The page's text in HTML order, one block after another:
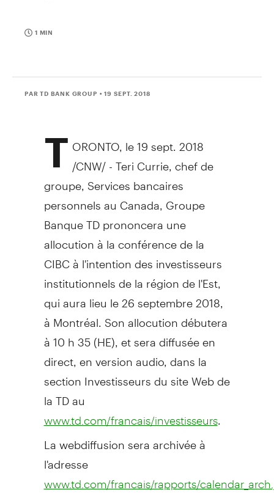
1 MIN
PAR TD BANK GROUP • 19 SEPT. 2018
T ORONTO , le 19 sept. 2018
/CNW/ - Teri Currie, chef de
groupe, Services bancaires
personnels au Canada , Groupe
Banque TD prononcera une
allocution à la conférence de la
CIBC à l'intention des investisseurs
institutionnels de la région de l'Est,
qui aura lieu le 26 septembre 2018,
à Montréal. Son allocution débutera
à 10 h 35 (HE), et sera diffusée en
direct, en version audio, dans la
section Investisseurs du site Web de
la TD au
www.td.com/francais/investisseurs.
La webdiffusion sera archivée à
l'adresse
www.td.com/francais/rapports/